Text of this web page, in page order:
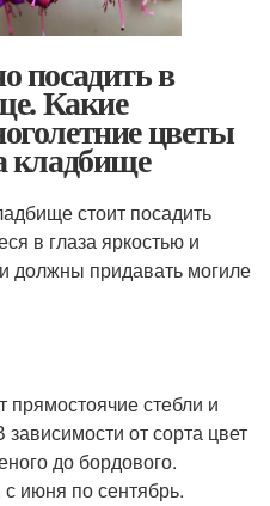
посадить в
Какие
цветы
кладбище
стоит посадить
в глаза яркостью и
должны придавать могиле
прямостоячие стебли и
от сорта цвет
до бордового.
июня по сентябрь.